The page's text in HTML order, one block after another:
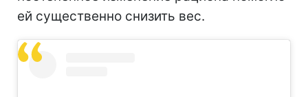
ей существенно снизить вес.